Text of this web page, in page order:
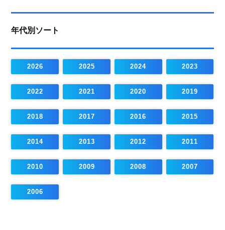
年代別ソート
2026 2025 2024 2023
2022 2021 2020 2019
2018 2017 2016 2015
2014 2013 2012 2011
2010 2009 2008 2007
2006